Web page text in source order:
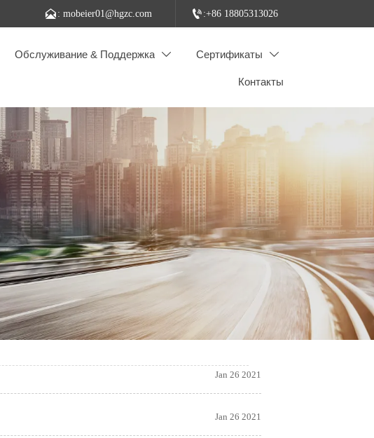
: mobeier01@hgzc.com :+86 18805313026
Обслуживание & Поддержка  Сертификаты 
Контакты
Jan 26 2021
Jan 26 2021